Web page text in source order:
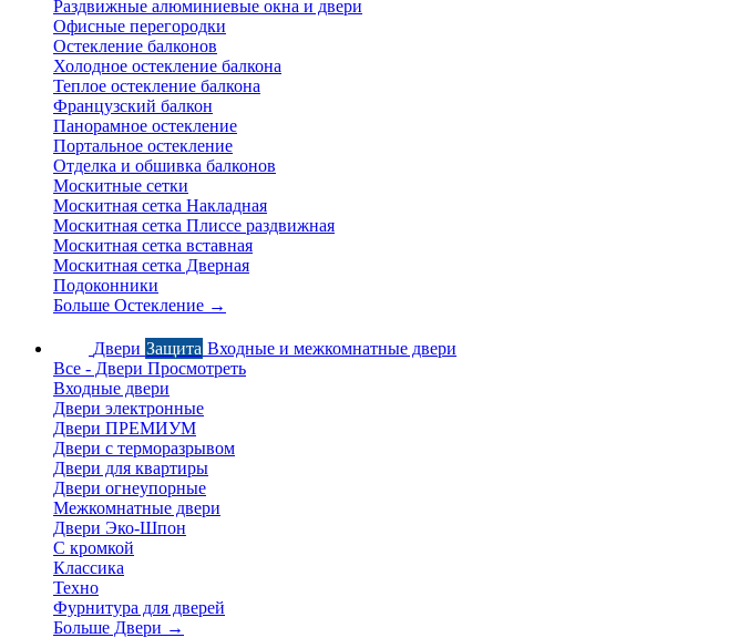
Раздвижные алюминиевые окна и двери
Офисные перегородки
Остекление балконов
Холодное остекление балкона
Теплое остекление балкона
Французский балкон
Панорамное остекление
Портальное остекление
Отделка и обшивка балконов
Москитные сетки
Москитная сетка Накладная
Москитная сетка Плиссе раздвижная
Москитная сетка вставная
Москитная сетка Дверная
Подоконники
Больше Остекление →
Двери Защита Входные и межкомнатные двери
Все - Двери Просмотреть
Входные двери
Двери электронные
Двери ПРЕМИУМ
Двери с терморазрывом
Двери для квартиры
Двери огнеупорные
Межкомнатные двери
Двери Эко-Шпон
С кромкой
Классика
Техно
Фурнитура для дверей
Больше Двери →